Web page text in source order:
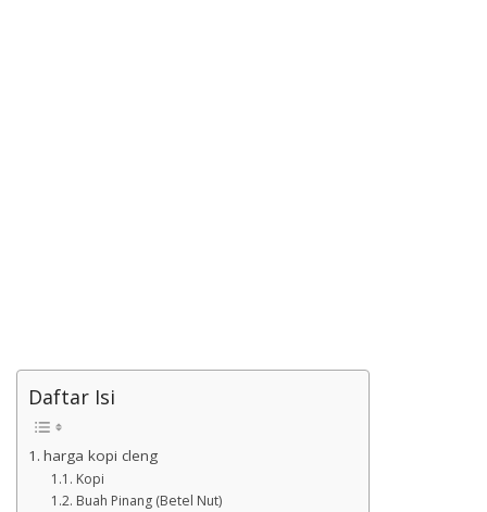
Daftar Isi
harga kopi cleng
Kopi
Buah Pinang (Betel Nut)